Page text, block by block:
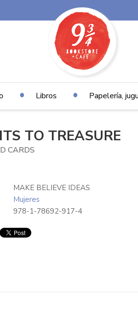
Libros Papelería,
TO TREASURE
CARDS
MAKE BELIEVE IDEAS
Mujeres
978-1-78692-917-4